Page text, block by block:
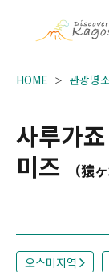
HOME 관광명
사루가
미즈
（猿
오스미지역